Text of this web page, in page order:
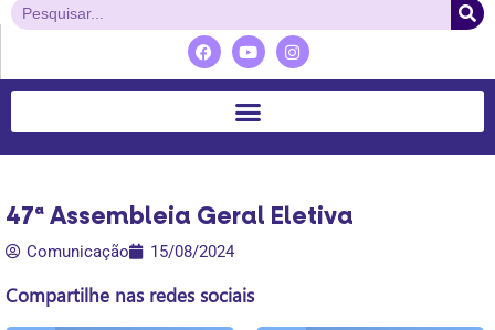
47ª Assembleia Geral Eletiva
Comunicação 15/08/2024
Compartilhe nas redes sociais